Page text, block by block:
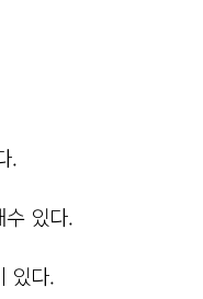
.
있다.
있다.